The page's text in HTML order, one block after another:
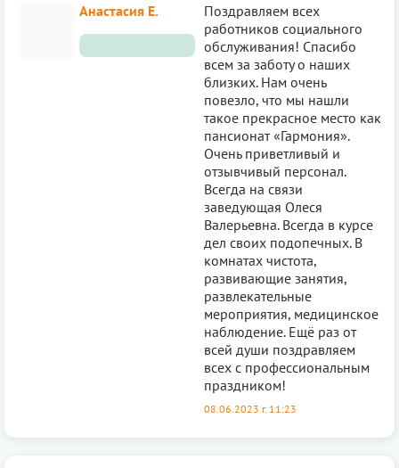
Анастасия Е.
Поздравляем всех
работников социального
обслуживания! Спасибо
всем за заботу о наших
близких. Нам очень
повезло, что мы нашли
такое прекрасное место как
пансионат «Гармония».
Очень приветливый и
отзывчивый персонал.
Всегда на связи
заведующая Олеся
Валерьевна. Всегда в курсе
дел своих подопечных. В
комнатах чистота,
развивающие занятия,
развлекательные
мероприятия, медицинское
наблюдение. Ещё раз от
всей души поздравляем
всех с профессиональным
праздником!
08.06.2023 г. 11:23